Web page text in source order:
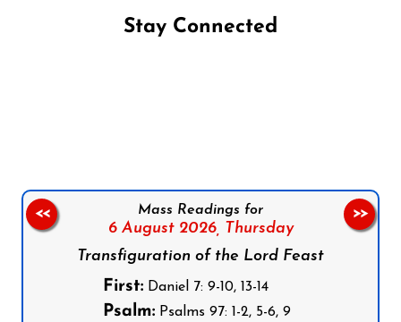
Stay Connected
Mass Readings for
6 August 2026, Thursday
Transfiguration of the Lord Feast
First:Daniel 7: 9-10, 13-14
Psalm:Psalms 97: 1-2, 5-6, 9
<< >>